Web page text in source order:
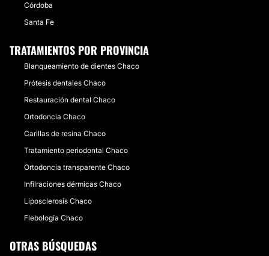
Córdoba
Santa Fe
TRATAMIENTOS POR PROVINCIA
Blanqueamiento de dientes Chaco
Prótesis dentales Chaco
Restauración dental Chaco
Ortodoncia Chaco
Carillas de resina Chaco
Tratamiento periodontal Chaco
Ortodoncia transparente Chaco
Infilraciones dérmicas Chaco
Liposclerosis Chaco
Flebología Chaco
OTRAS BÚSQUEDAS